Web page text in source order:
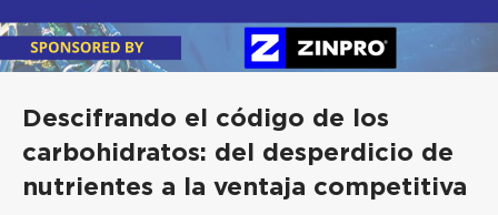
Descifrando el código de los
carbohidratos: del desperdicio de
nutrientes a la ventaja competitiva